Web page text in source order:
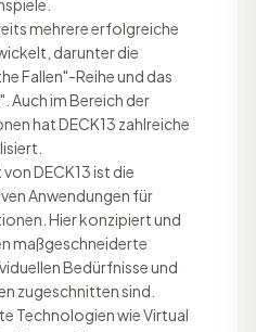
mehrere erfolgreiche
darunter die
Fallen"-Reihe und das
Auch im Bereich der
hat DECK13 zahlreiche
DECK13 ist die
Anwendungen für
Hier konzipiert und
maßgeschneiderte
Bedürfnisse und
zugeschnitten sind.
Technologien wie Virtual